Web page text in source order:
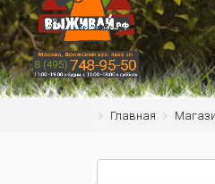
Главная